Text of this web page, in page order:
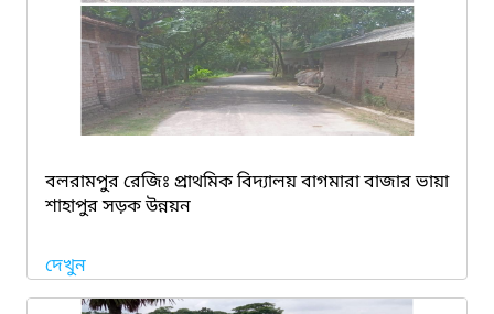
বলরামপুর রেজিঃ প্রাথমিক বিদ্যালয় বাগমারা বাজার ভায়া
শাহাপুর সড়ক উন্নয়ন
দেখুন